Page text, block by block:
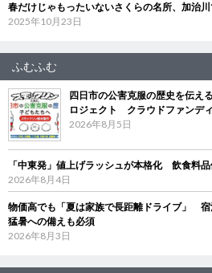
春だけじゃもったいないさくらの名所、加治
2025年10月23日
ふむふむ
四日市の公害克服の歴史を伝え
ロジェクト クラウドファンデ
2026年8月5日
「中東発」値上げラッシュが本格化 飲食料
2026年8月4日
物価高でも「夏は家族で長距離ドライブ」 宿
猛暑への備えも必須
2026年8月3日